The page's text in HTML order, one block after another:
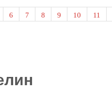
6 7 8 9 10 11